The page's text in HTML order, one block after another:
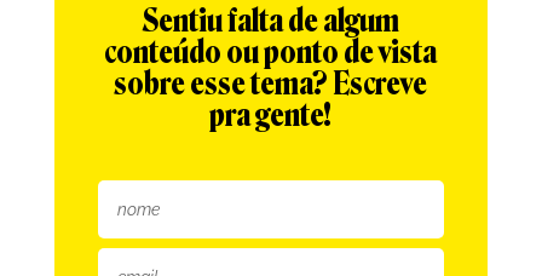
Sentiu falta de algum
conteúdo ou ponto de vista
sobre esse tema? Escreve
pra gente!